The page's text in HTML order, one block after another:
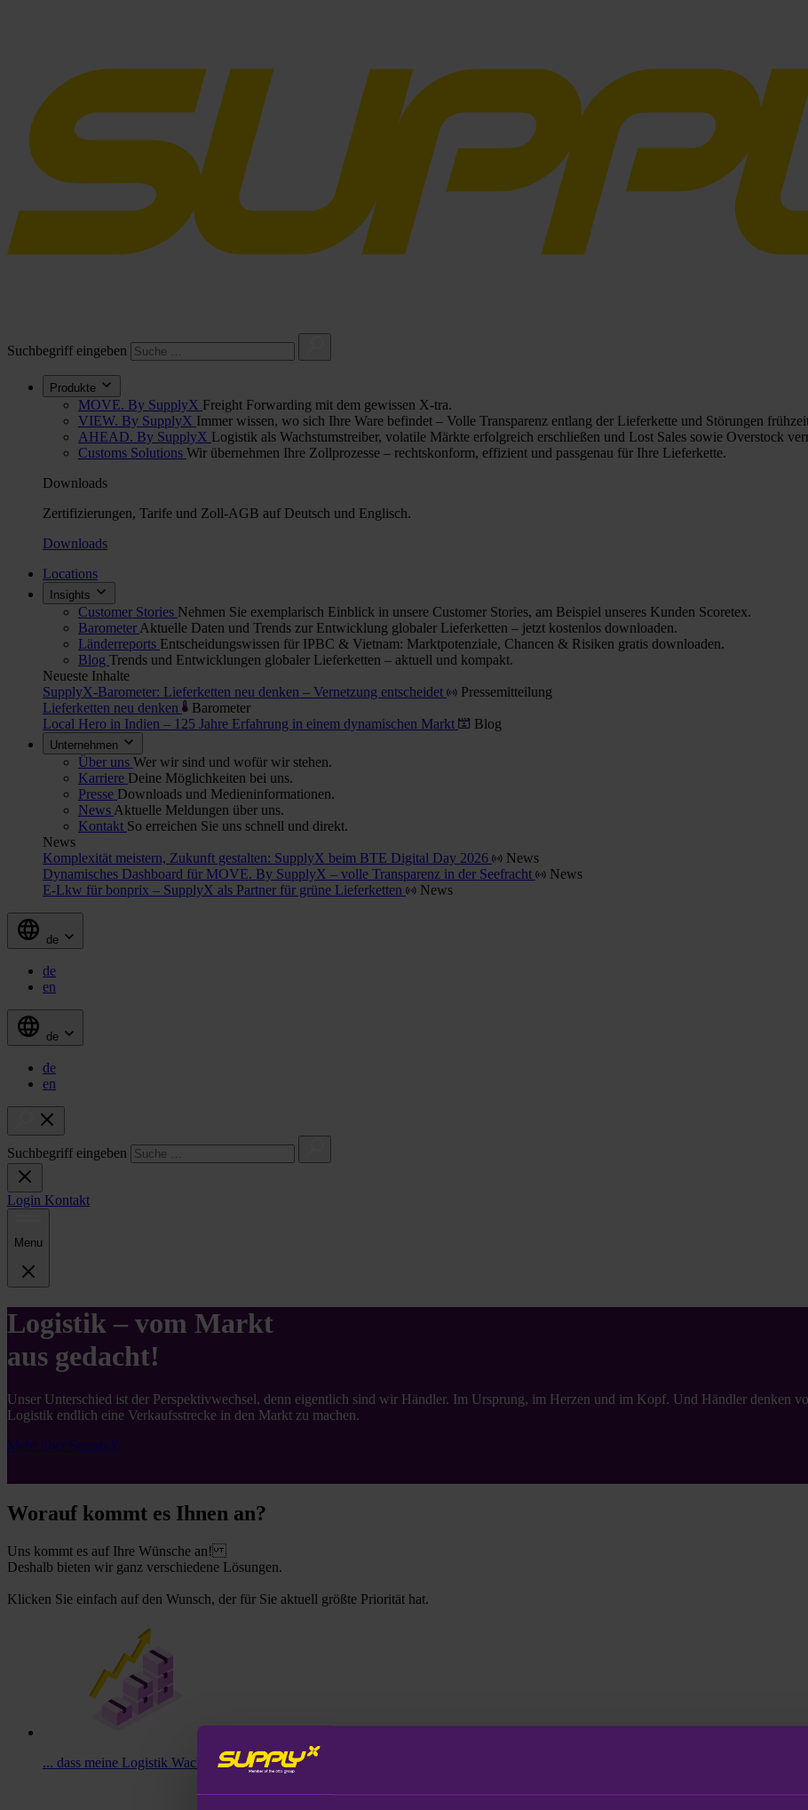
Suchbegriff eingeben
Produkte
MOVE. By SupplyX Freight Forwarding mit dem gewissen X-tra.
VIEW. By SupplyX Immer wissen, wo sich Ihre Ware befindet – Volle Transparenz entlang der Lieferkette und Störungen
AHEAD. By SupplyX Logistik als Wachstumstreiber, volatile Märkte erfolgreich erschließen und Lost Sales sowie Overstock
Customs Solutions Wir übernehmen Ihre Zollprozesse – rechtskonform, effizient und passgenau für Ihre Lieferkette.
Downloads
Zertifizierungen, Tarife und Zoll-AGB auf Deutsch und Englisch.
Downloads
Locations
Insights
Customer Stories Nehmen Sie exemplarisch Einblick in unsere Customer Stories, am Beispiel unseres Kunden Scoretex.
Barometer Aktuelle Daten und Trends zur Entwicklung globaler Lieferketten – jetzt kostenlos downloaden.
Länderreports Entscheidungswissen für IPBC & Vietnam: Marktpotenziale, Chancen & Risiken gratis downloaden.
Blog Trends und Entwicklungen globaler Lieferketten – aktuell und kompakt.
Neueste Inhalte
SupplyX-Barometer: Lieferketten neu denken – Vernetzung entscheidet
Pressemitteilung
Lieferketten neu denken
Barometer
Local Hero in Indien – 125 Jahre Erfahrung in einem dynamischen Markt
Blog
Unternehmen
Über uns Wer wir sind und wofür wir stehen.
Karriere Deine Möglichkeiten bei uns.
Presse Downloads und Medieninformationen.
News Aktuelle Meldungen über uns.
Kontakt So erreichen Sie uns schnell und direkt.
News
Komplexität meistern, Zukunft gestalten: SupplyX beim BTE Digital Day 2026
News
Dynamisches Dashboard für MOVE. By SupplyX – volle Transparenz in der Seefracht
News
E-Lkw für bonprix – SupplyX als Partner für grüne Lieferketten
News
de
de
en
de
de
en
Suchbegriff eingeben
Login Kontakt
Menu
Logistik – vom Markt
aus gedacht!
Unser Unterschied ist der Perspektivwechsel, denn eigentlich sind wir Händler. Im Ursprung, im Herzen und im Kopf. Und Händler denken
Logistik endlich eine Verkaufsstrecke in den Markt zu machen.
Mehr über SupplyX
Worauf kommt es Ihnen an?
Uns kommt es auf Ihre Wünsche an!
Deshalb bieten wir ganz verschiedene Lösungen.
Klicken Sie einfach auf den Wunsch, der für Sie aktuell größte Priorität hat.
... dass meine Logistik Wachstum unterstützt, statt als Kostenblock auszubremsen.